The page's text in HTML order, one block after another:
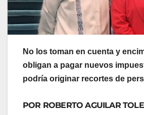
No los toman en cuenta y
obligan a pagar nuevos
podría originar recortes de
POR ROBERTO AGUILAR